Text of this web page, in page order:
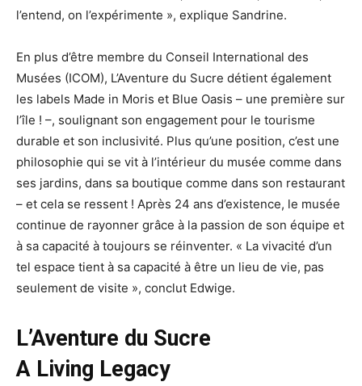
l’entend, on l’expérimente », explique Sandrine.
En plus d’être membre du Conseil International des
Musées (ICOM), L’Aventure du Sucre détient également
les labels Made in Moris et Blue Oasis – une première sur
l’île ! –, soulignant son engagement pour le tourisme
durable et son inclusivité. Plus qu’une position, c’est une
philosophie qui se vit à l’intérieur du musée comme dans
ses jardins, dans sa boutique comme dans son restaurant
– et cela se ressent ! Après 24 ans d’existence, le musée
continue de rayonner grâce à la passion de son équipe et
à sa capacité à toujours se réinventer. « La vivacité d’un
tel espace tient à sa capacité à être un lieu de vie, pas
seulement de visite », conclut Edwige.
L’Aventure du Sucre
A Living Legacy